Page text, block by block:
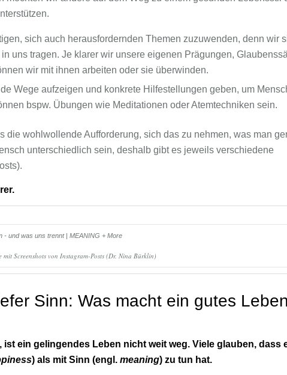
sich auch herausfordernden Themen zuzuwenden, denn wir
uns tragen. Je klarer wir unsere eigenen Prägungen,
wir mit ihnen arbeiten oder sie überwinden.
Wege aufzeigen und konkrete Hilfestellungen geben, um
bspw. Übungen wie Meditationen oder Atemtechniken sein.
die wohlwollende Aufforderung, sich das zu nehmen, was man
unterschiedlich sein, deshalb gibt es jeweils verschiedene
mit Screenshots von Instagram-Posts (Dr. Nina Bürklin)
Sinn: Was macht ein gutes Leben
ein gelingendes Leben nicht weit weg. Viele glauben, dass
) als mit Sinn (engl. meaning) zu tun hat.